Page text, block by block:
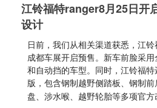
江铃福特ranger8月25日开
设计
日前，我们从相关渠道获悉，江
成都车展开启预售。新车前脸采
和自动挡的车型。同时，江铃福
版，包含钢制越野侧踏板、钢制
盘、涉水喉、越野轮胎等多项官